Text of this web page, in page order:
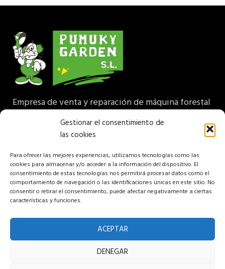
Gestionar el consentimiento de
las cookies
Para ofrecer las mejores experiencias, utilizamos tecnologías como las
cookies para almacenar y/o acceder a la información del dispositivo. El
consentimiento de estas tecnologías nos permitirá procesar datos como el
comportamiento de navegación o las identificaciones únicas en este sitio. No
consentir o retirar el consentimiento, puede afectar negativamente a ciertas
características y funciones.
ACEPTAR
DENEGAR
Empresa de venta y reparación de máquina forestal
y jardinería. Disponemos de una amplia gama de
maquinaria para profesional, particular, jardines y
Más Información
PARQUE EMPRESARIAL CAMPOLLANO C/ F Nº 15
Teléfono: (+34) 967 24 68 72